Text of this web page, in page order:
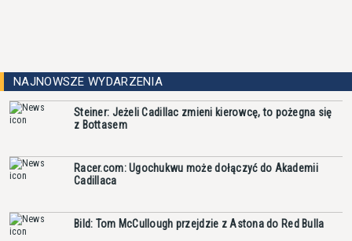
NAJNOWSZE WYDARZENIA
Steiner: Jeżeli Cadillac zmieni kierowcę, to pożegna się
z Bottasem
Racer.com: Ugochukwu może dołączyć do Akademii
Cadillaca
Bild: Tom McCullough przejdzie z Astona do Red Bulla